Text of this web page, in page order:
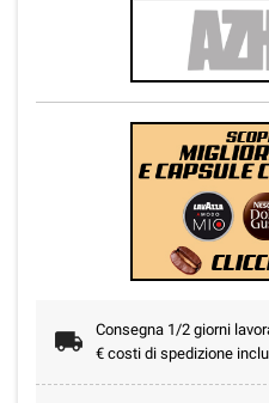
Consegna 1/2 giorni
€ costi di spedizione